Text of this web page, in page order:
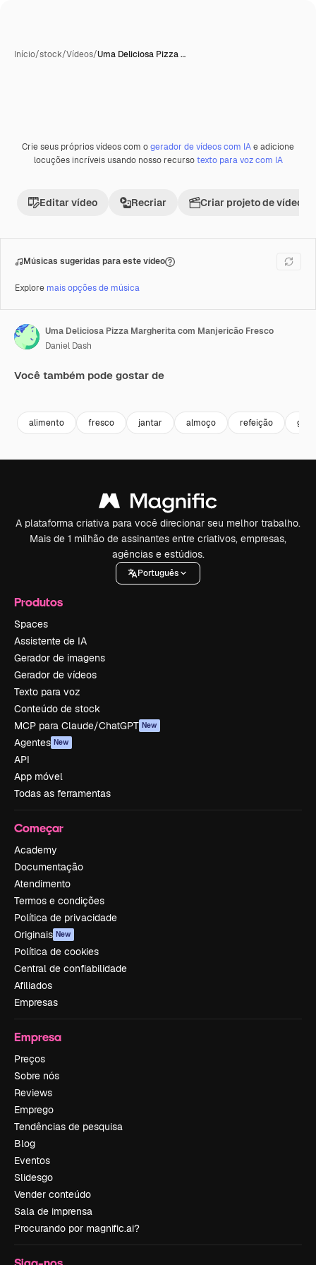
Início/stock/Vídeos/Uma Deliciosa Pizza …
Premium
Crie seus próprios vídeos com ogerador de vídeos com IAe adicione
locuções incríveis usando nosso recursotexto para voz com IA
Editar vídeo Recriar Criar projeto de vídeo
Músicas sugeridas para este vídeo
Explore mais opções de música
Uma Deliciosa Pizza Margherita com Manjericão Fresco
Daniel Dash
Você também pode gostar de
alimento fresco jantar almoço refeição
A plataforma criativa para você direcionar seu melhor trabalho.
Mais de 1 milhão de assinantes entre criativos, empresas,
agências e estúdios.
Português
Produtos
Spaces
Assistente de IA
Gerador de imagens
Gerador de vídeos
Texto para voz
Conteúdo de stock
MCP para Claude/ChatGPT New
Agentes New
API
App móvel
Todas as ferramentas
Começar
Academy
Documentação
Atendimento
Termos e condições
Política de privacidade
Originais New
Política de cookies
Central de confiabilidade
Afiliados
Empresas
Empresa
Preços
Sobre nós
Reviews
Emprego
Tendências de pesquisa
Blog
Eventos
Slidesgo
Vender conteúdo
Sala de imprensa
Procurando por magnific.ai?